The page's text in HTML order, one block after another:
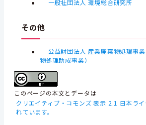
一般社団法人 環境総合研究所
その他
公益財団法人 産業廃棄物処理事
物処理助成事業）
このページの本文とデータは
クリエイティブ・コモンズ 表示 2.1 日本ラ
れています。